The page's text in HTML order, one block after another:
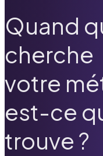
Quand
cherche
votre
est-ce
trouve ?